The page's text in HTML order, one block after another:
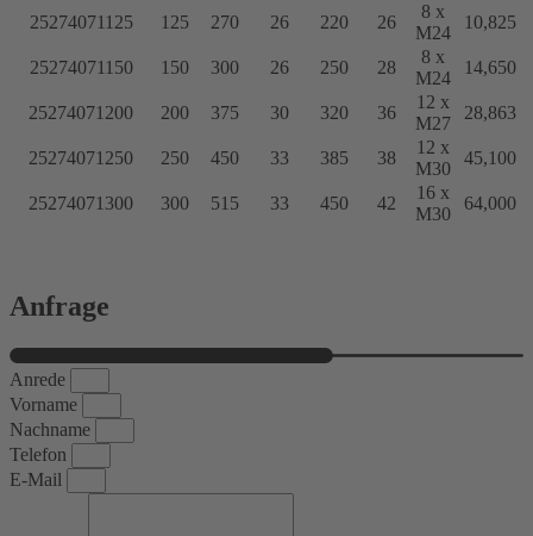
25274071125 125 270 26 220 26
8 x
M24
10,825
25274071150 150 300 26 250 28
8 x
M24
14,650
25274071200 200 375 30 320 36
12 x
M27
28,863
25274071250 250 450 33 385 38
12 x
M30
45,100
25274071300 300 515 33 450 42
16 x
M30
64,000
Anfrage
Anrede
Vorname
Nachname
Telefon
E-Mail